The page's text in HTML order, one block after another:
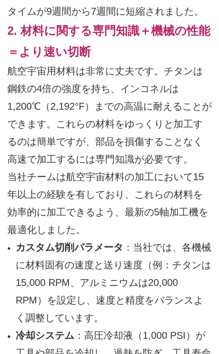
タイムが9週間から7週間に短縮されました。
2. 材料に関する専門知識＋機械の性能
＝より速い切断
航空宇宙用材料は非常に丈夫です。チタンは
鋼鉄の4倍の強度を持ち、インコネルは
1,200℃（2,192°F）までの高温に耐えることが
できます。これらの材料をゆっくりと加工す
るのは簡単ですが、部品を損傷することなく
高速で加工するには専門知識が必要です。
当社チームは航空宇宙材料の加工において15
年以上の経験を有しており、これらの材料を
効率的に加工できるよう、最新の5軸加工機を
最適化しました。
カスタム切削パラメータ ：当社では、各機械
に材料固有の速度と送り速度（例：チタンは
15,000 RPM、アルミニウムは20,000
RPM）を設定し、速度と精度をバランスよ
く調整しています。
冷却システム ：高圧冷却液（1,000 PSI）が